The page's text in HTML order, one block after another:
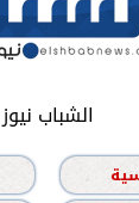
الشباب نيوز